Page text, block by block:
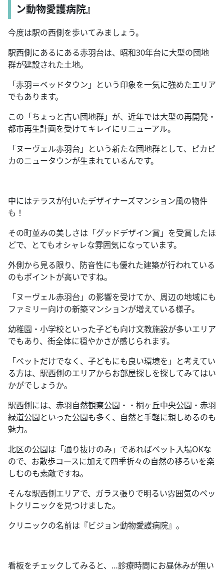
ン動物愛護病院』
今度は駅の西側を歩いてみましょう。
駅西側にあるにある赤羽台は、昭和30年台に大型の団地
群が建設された土地。
「赤羽＝ベッドタウン」という印象を一気に強めたエリア
でもあります。
この「ちょっと古い団地群」が、近年では大型の再開発・
都市再生計画を受けてキレイにリニューアル。
「ヌーヴェル赤羽台」という新たな団地群として、ピカピ
カのニュータウンが生まれているんです。
中にはテラスが付いたデザイナーズマンション風の物件
も！
その町並みの美しさは「グッドデザイン賞」を受賞したほ
どで、とてもオシャレな雰囲気になっています。
外側から見る限り、防音性にも優れた建築が行われている
のもポイントが高いですね。
「ヌーヴェル赤羽台」の影響を受けてか、周辺の地域にも
ファミリー向けの新築マンションが増えている様子。
幼稚園・小学校といった子ども向け文教施設が多いエリア
でもあり、街全体に穏やかさが感じられます。
「ペットだけでなく、子どもにも良い環境を」と考えてい
る方は、駅西側のエリアからお部屋探しを探してみてはい
かがでしょうか。
駅西側には、赤羽自然観察公園・・桐ヶ丘中央公園・赤羽
緑道公園といった公園も多く、自然と手軽に親しめるのも
魅力。
北区の公園は「通り抜けのみ」であればペット入場OKな
ので、お散歩コースに加えて四季折々の自然の移ろいを楽
しむのも素敵ですね。
そんな駅西側エリアで、ガラス張りで明るい雰囲気のペッ
トクリニックを見つけました。
クリニックの名前は『ビジョン動物愛護病院』。
看板をチェックしてみると、 …診療時間にお昼休みが無い